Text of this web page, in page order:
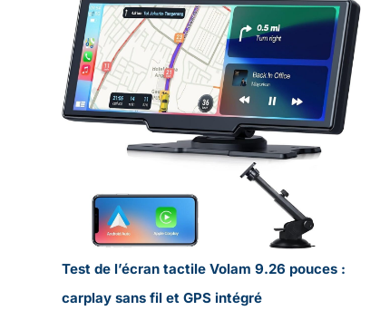
Test de l’écran tactile Volam 9.26 pouces :
carplay sans fil et GPS intégré